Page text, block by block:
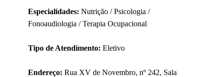
Especialidades: Nutrição / Psicologia /
Fonoaudiologia / Terapia Ocupacional
Tipo de Atendimento: Eletivo
Endereço: Rua XV de Novembro, nº 242, Sala